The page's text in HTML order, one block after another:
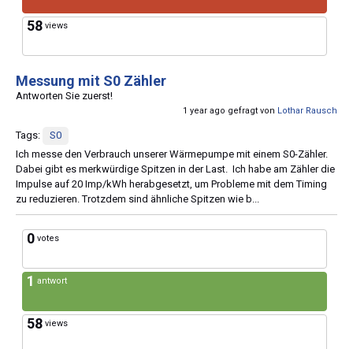
58 views
Messung mit S0 Zähler
Antworten Sie zuerst!
1 year ago gefragt von Lothar Rausch
Tags:
S0
Ich messe den Verbrauch unserer Wärmepumpe mit einem S0-Zähler.
Dabei gibt es merkwürdige Spitzen in der Last. Ich habe am Zähler die
Impulse auf 20 Imp/kWh herabgesetzt, um Probleme mit dem Timing
zu reduzieren. Trotzdem sind ähnliche Spitzen wie b...
0 votes
1 antwort
58 views